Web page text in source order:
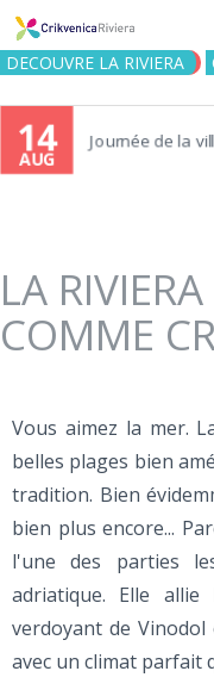
DECOUVRE LA RIVIERA
14
AUG
Journée de la
LA
COMME
Vous aimez la mer.
belles plages bien
tradition. Bien
bien plus encore...
l'une des parties
adriatique. Elle allie
verdoyant de
avec un climat parfait